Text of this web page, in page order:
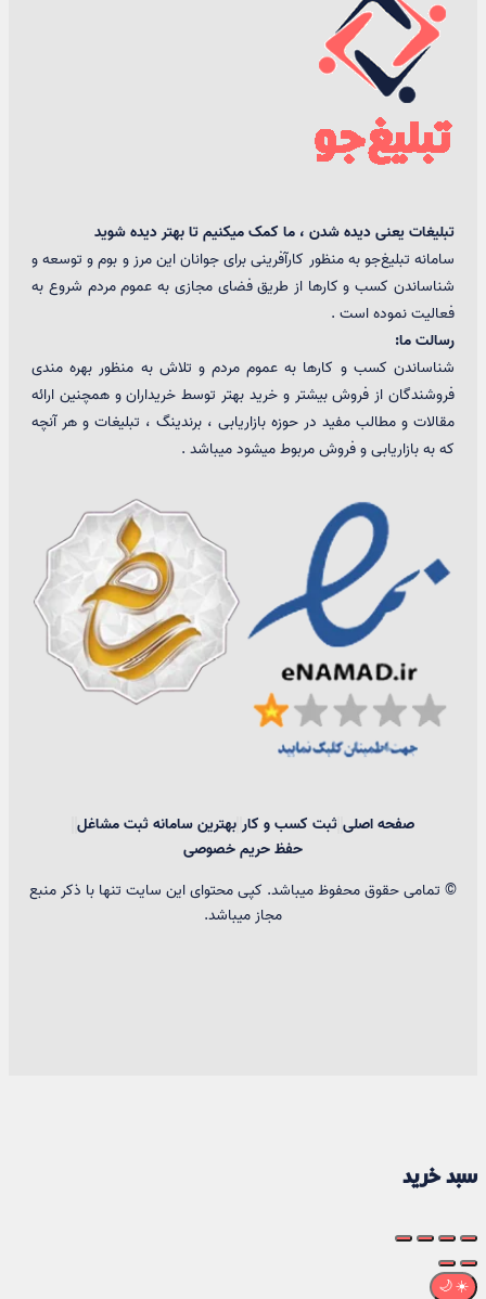
تبلیغات یعنی دیده شدن ، ما کمک میکنیم تا بهتر دیده شوید
سامانه تبلیغ‌جو به منظور کارآفرینی برای جوانان این مرز و بوم و توسعه و
شناساندن کسب و کارها از طریق فضای مجازی به عموم مردم شروع به
فعالیت نموده است .
رسالت ما:
شناساندن کسب و کارها به عموم مردم و تلاش به منظور بهره مندی
فروشندگان از فروش بیشتر و خرید بهتر توسط خریداران و همچنین ارائه
مقالات و مطالب مفید در حوزه بازاریابی ، برندینگ ، تبلیغات و هر آنچه
که به بازاریابی و فروش مربوط میشود میباشد .
صفحه اصلی ثبت کسب و کار بهترین سامانه ثبت مشاغل
حفظ حریم خصوصی
© تمامی حقوق محفوظ میباشد. کپی محتوای این سایت تنها با ذکر منبع
مجاز میباشد.
سبد خرید
☀️
🌙